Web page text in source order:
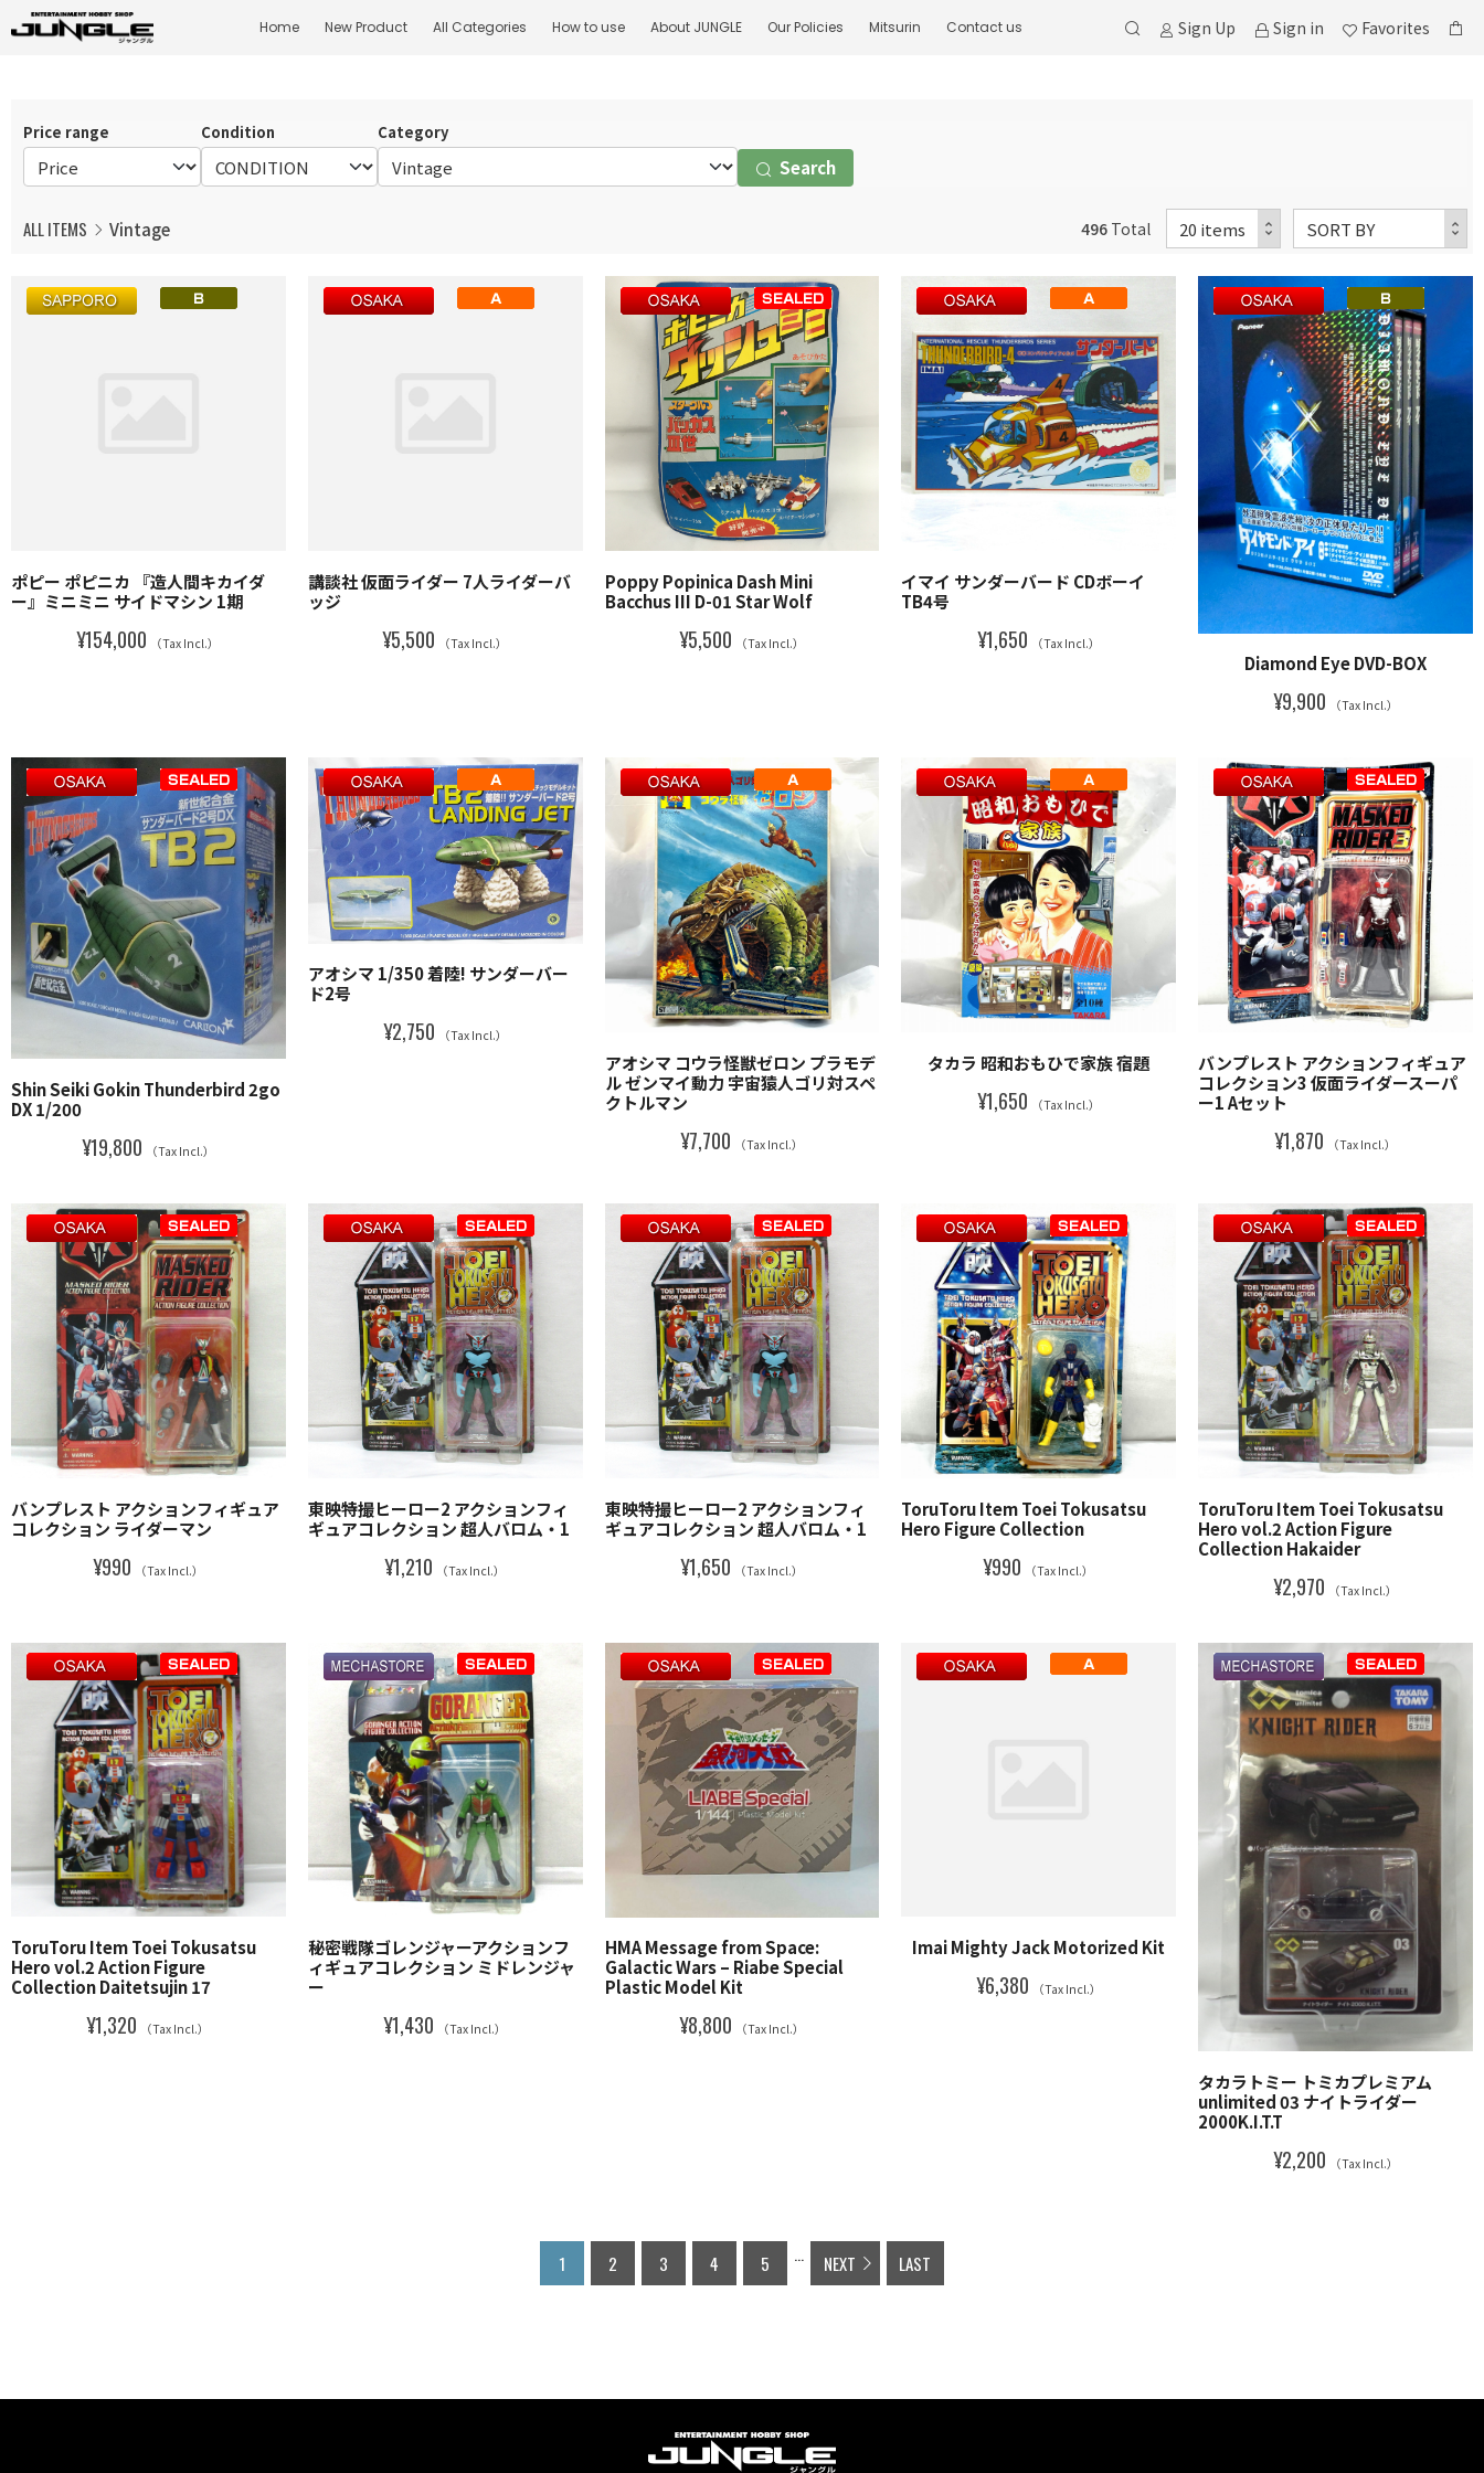
Home New Product All Categories How to use About JUNGLE Our Policies Mitsurin Contact us Sign Up Sign in Favorites
Price range Condition Category
Search
ALL ITEMS Vintage 496Total
ポピー ポピニカ 『造人間キカイダ
ー』ミニミニ サイドマシン 1期
¥154,000 （Tax Incl.）
講談社 仮面ライダー 7人ライダーバ
ッジ
¥5,500 （Tax Incl.）
Poppy Popinica Dash Mini
Bacchus III D-01 Star Wolf
¥5,500 （Tax Incl.）
イマイ サンダーバード CDボーイ
TB4号
¥1,650 （Tax Incl.）
Diamond Eye DVD-BOX
¥9,900 （Tax Incl.）
Shin Seiki Gokin Thunderbird 2go
DX 1/200
¥19,800 （Tax Incl.）
アオシマ 1/350 着陸! サンダーバー
ド2号
¥2,750 （Tax Incl.）
アオシマ コウラ怪獣ゼロン プラモデ
ル ゼンマイ動力 宇宙猿人ゴリ対スペ
クトルマン
¥7,700 （Tax Incl.）
タカラ 昭和おもひで家族 宿題
¥1,650 （Tax Incl.）
バンプレスト アクションフィギュア
コレクション3 仮面ライダースーパ
ー1 Aセット
¥1,870 （Tax Incl.）
バンプレスト アクションフィギュア
コレクション ライダーマン
¥990 （Tax Incl.）
東映特撮ヒーロー2 アクションフィ
ギュアコレクション 超人バロム・1
¥1,210 （Tax Incl.）
東映特撮ヒーロー2 アクションフィ
ギュアコレクション 超人バロム・1
¥1,650 （Tax Incl.）
ToruToru Item Toei Tokusatsu
Hero Figure Collection
¥990 （Tax Incl.）
ToruToru Item Toei Tokusatsu
Hero vol.2 Action Figure
Collection Hakaider
¥2,970 （Tax Incl.）
ToruToru Item Toei Tokusatsu
Hero vol.2 Action Figure
Collection Daitetsujin 17
¥1,320 （Tax Incl.）
秘密戦隊ゴレンジャーアクションフ
ィギュアコレクション ミドレンジャ
ー
¥1,430 （Tax Incl.）
HMA Message from Space:
Galactic Wars – Riabe Special
Plastic Model Kit
¥8,800 （Tax Incl.）
Imai Mighty Jack Motorized Kit
¥6,380 （Tax Incl.）
タカラトミー トミカプレミアム
unlimited 03 ナイトライダー
2000K.I.T.T
¥2,200 （Tax Incl.）
1 2 3 4 5 ... NEXT LAST